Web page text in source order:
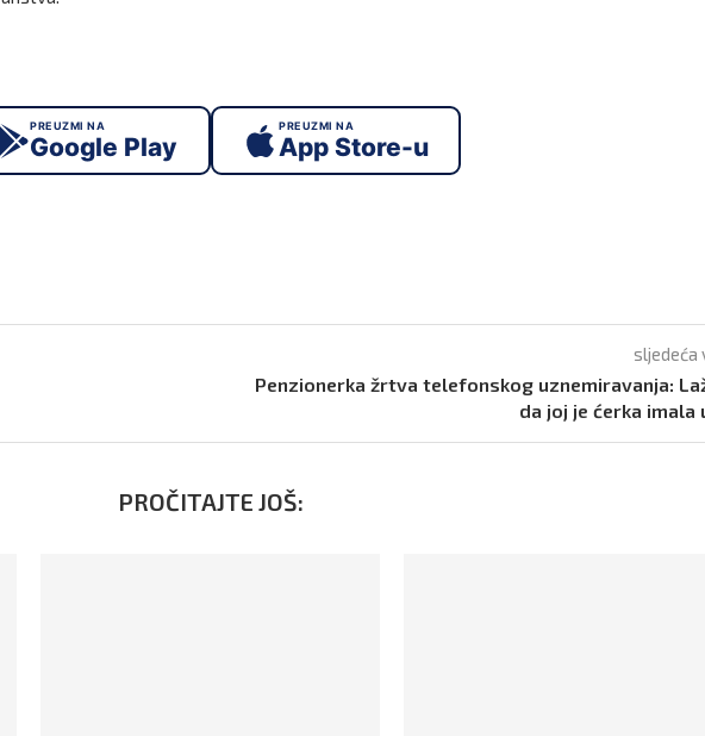
PREUZMI NA
Google Play
PREUZMI NA
App Store-u
sljedeća
Penzionerka žrtva telefonskog uznemiravanja:
da joj je ćerka imala
PROČITAJTE JOŠ: